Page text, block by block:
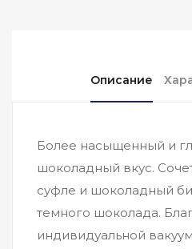
Описание
Более насыщенный и
шоколадный вкус.
суфле и шоколадный
темного шоколада.
индивидуальной